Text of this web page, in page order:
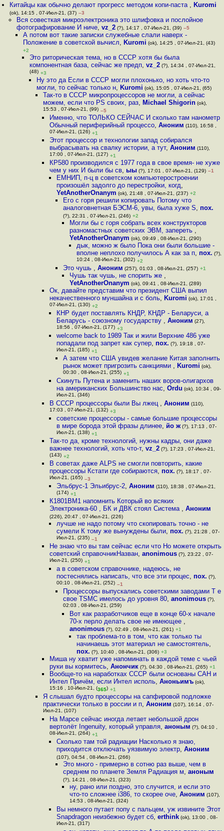
Китайцы как обычно делают прогресс методом копи-паста , Kuromi
(ok), 14:15 , 07-Июл-21, (37) –3
Вся совесткая микроэлектроника это шлифовка и послойное
фотографирование И ниче, vz_2(?), 14:17 , 07-Июл-21, (39) –5
А потом вот такие записки служебные слали наверх -
Положение в советской вычисл, Kuromi (ok), 14:25 , 07-Июл-21, (43)
+2
Это риторическая тема, но в СССР хотя бы была
компонентная база, сейчас же предп,vz_2 (?), 14:34 , 07-Июл-21,
(48) +3
Ну это да Если в СССР могли плохонько, но хоть что-то
могли, то сейчас только н, Kuromi (ok), 15:05 , 07-Июл-21, (65)
Так-то в СССР микропроцессоров не могли, а сейчас
можем, если что PS своих, раз, Michael Shigorin(ok),
15:53 , 07-Июл-21, (99) –5
Именно, что ТОЛЬКО СЕЙЧАС И сколько там нанометр
Обычный периферийный процессо,Аноним (110), 16:58 ,
07-Июл-21, (126) +1
Этот процессор и технологии запад собирался
выбрасывать на свалку истории, а тут,Аноним (110),
17:00 , 07-Июл-21, (127) +1
КР580 производился с 1977 года в свое время- не хуже
чем у них И были бы св, ыы (?), 17:01 , 07-Июл-21, (129) –1
ЕМНИП, п-ц в советском компьютеростроении
произошёл задолго до перестройки, когд,
YetAnotherOnanym (ok), 21:48 , 07-Июл-21, (237) +2
Его с горя решили копировать Потому что
аналоговнетная БЭСМ-6, увы, была хуже S, пох.
(?), 22:31 , 07-Июл-21, (246) +2
Могли бы с горя собрать всех конструкторов
разномастных советских ЭВМ, запереть ,
YetAnotherOnanym (ok), 09:49 , 08-Июл-21, (290)
дык, можно ж было Пока они были большие -
вполне неплохо получилось А как за п, пох. (?),
10:24 , 08-Июл-21, (302) +2
Это чушь , Аноним (257), 01:03 , 08-Июл-21, (257) +1
Чушь так чушь, не спорить же ,
YetAnotherOnanym (ok), 09:41 , 08-Июл-21, (289)
Ок, давайте представим что президент США выпил
некачественного муншайна и с боль, Kuromi (ok), 17:01 ,
07-Июл-21, (130) +2
КНР будет поставлять КНДР, КНДР - Беларуси, а
Беларусь - союзному государству , Аноним (27),
18:56 , 07-Июл-21, (177) +3
welcome back to 1989 Так и жили Верхние 486 уже
попадали под запрет как супер, пох. (?), 19:18 , 07-
Июл-21, (185) +1
А затем что США увидев желание Китая заполнить
рынок может пригрозить санкциями , Kuromi (ok),
00:30 , 08-Июл-21, (255) +1
Скинуть Путена и заменить наших воров-олигархов
на американских Большинство нас, Ordu (ok), 10:34 , 09-
Июл-21, (346)
В СССР процессоры были Вы лжец ,Аноним (110),
17:03 , 07-Июл-21, (132) +3
советские процессоры - самые большие процессоры
в мире борода этой фразы длинее, йо ж(?), 17:13 , 07-
Июл-21, (138) +1
Так-то да, кроме технологий, нужны кадры, они даже
важнее технологий, хоть что-т,vz_2 (?), 17:23 , 07-Июл-21,
(143) +2
В советах даже ALPS не смогли повторить, какие
процессоры Кстати где собираются, пох. (?), 18:17 , 07-
Июл-21, (165) –3
Эльбрус-1 Эльибрус-2, Аноним (110), 18:38 , 07-Июл-21,
(174) +1
К1801ВМ1 напомнить Который во всяких
Электроника-60 , БК и ДВК стоял Система ,Аноним
(226), 20:47 , 07-Июл-21, (226)
лучше не надо потому что скопировать точно - не
сумели К тому же вынуждены были, пох. (?), 21:28 , 07-
Июл-21, (235) –1
Не знаю что вы там сейчас если что Но можете открыть
советский справочникНазван,anonimous (?), 23:22 , 07-
Июл-21, (250) +1
а в советском справочнике, надеюсь, не
постеснялись написать, что все эти процес, пох. (?),
00:10 , 08-Июл-21, (252) –1
Процессоры выпускались советскими заводами Т е
свое TSMC имелось до уровня 80, anonimous(?),
02:03 , 08-Июл-21, (259)
Вот как разработчиков еще в конце 60-х начале
70-х перло делать свое не имеющее ,
anonimous (?), 02:49 , 08-Июл-21, (261) +1
так проблема-то в том, что как только ты
начинаешь этот материал не самостоятель,
пох. (?), 10:40 , 08-Июл-21, (306) +3
Миша ну хватит уже напоминать в каждой теме с чьей
руки вы кормитесь,Анончик (?), 04:30 , 08-Июл-21, (265) +1
Вообще-то на наработках СССР были основаны САН и
Интел Причём, если Интел исполь,Аноньимъ (ok),
15:16 , 10-Июл-21, (365) +1
Я слышал будто процессоры на сапфировой подложке
практически только в россии и п, Аноним (107), 16:14 , 07-
Июл-21, (107)
На Марсе сейчас иногда летает небольшой дрон
вертолёт Ingenuity, который управля,аноным (?), 04:10 ,
08-Июл-21, (264) +1
Сколько там той радиации Насколько я знаю,
приходится отключать уязвимую электр, Аноним
(107), 04:54 , 08-Июл-21, (266)
Это много - примерно в сотню раз выше, чем в
среднем по планете Земля Радиация м, аноным
(?), 14:21 , 08-Июл-21, (323)
ну, рано или поздно, это случится, и если это
что-то сложнее i386, то скорее оче,Аноним (107),
14:53 , 08-Июл-21, (324)
Вы немного путает попу с пальцем, уж извините Этот
Snapdragon неизбежно будет сб, erthink(ok), 13:00 , 08-
Июл-21, (317)